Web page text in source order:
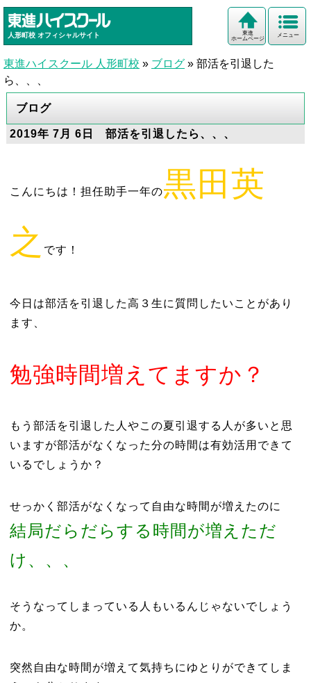
人形町校 オフィシャルサイト メニュー
東進
ホームページ
東進ハイスクール 人形町校 » ブログ » 部活を引退した
ら、、、
ブログ
2019年 7月 6日 部活を引退したら、、、
こんにちは！担任助手一年の黒田英
之 です！
今日は部活を引退した高３生に質問したいことがあり
ます、
勉強時間増えてますか？
もう部活を引退した人やこの夏引退する人が多いと思
いますが部活がなくなった分の時間は有効活用できて
いるでしょうか？
せっかく部活がなくなって自由な時間が増えたのに
結局だらだらする時間が増えただ
け、、、
そうなってしまっている人もいるんじゃないでしょう
か。
突然自由な時間が増えて気持ちにゆとりができてしま